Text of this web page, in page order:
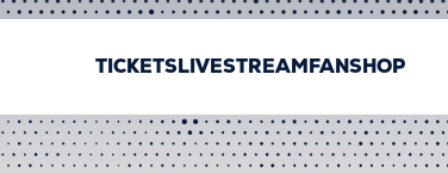
TICKETSLIVESTREAMFANSHOP